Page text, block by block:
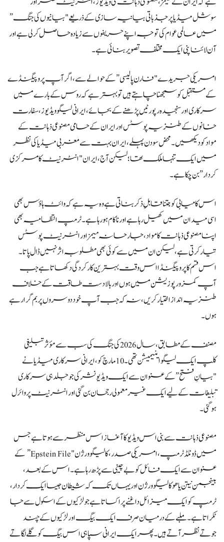
سوشل میڈیا پر جذباتی بیانیہ سازی کے ذریعے "بیانیوں کی جنگ”
میں عالمی عوام کی توجہ اپنے حریفوں سے زیادہ حاصل کر لی ہے اور
آن لائناپنی ایک مختلف تصویر بنائی ہے۔
امریکی جریدے "فارن پالیسی” کے حوالے سے، اگر آپ پروپیگنڈے
کے مستقبل کو سمجھنا چاہتے ہیں تو بہتر ہے کہ روس کے بارے میں
سرکاری اور سنجیدہ رپورٹیں پڑھنے کے بجائے، ایرانی لیگو ویڈیوز، سفارت
خانوں کے طنزیہ پوسٹس اور ایران کے حامی مصنوعی ذہانت کے
مواد کو دیکھیں۔ محض سو دن پہلے، ایران بہت سے مغربی میڈیا کی نظر
میں ایک تنہا ملک تھا؛ لیکن آج، ایران "انٹرنیٹ کا مرکزی
کردار” بن چکا ہے۔
اس کامیابی کو جتنا قابلِ ذکر بناتی ہے وہ یہ ہے کہ وائٹ ہاؤس بھی
اسی میدان میں کھیل رہا ہے اور ناکام ہو رہا ہے۔ ٹرمپ انتظامیہ بھی
اپنا مصنوعی ذہانت کا مواد، جارحانہ میمز اور انٹرنیٹ پوسٹس
تیار کرتی ہے، لیکن ان میں سے کوئی بھی مطلوبہ اثر نہیں ڈال پاتا۔
اس قسم کا پروپیگنڈا اس وقت بہترین کارکردگی دکھاتا ہے جب
آپ کمزور پوزیشن میں ہوں اور بالادست طاقت کے خلاف
طنزیہ انداز اختیار کریں، نہ کہ جب آپ خود دوسروں پر بم گرا رہے
ہوں۔
مصنف کے مطابق، سال 2026 کی جنگ کی سب سے مؤثر تبلیغی
کلپ ایک لیگو اینیمیشن تھی۔ 10 مارچ کو، ایرانی سرکاری میڈیا نے
"بیانِ فتح” کے عنوان سے ایک ویڈیو نشر کی جو جلد ہی سرکاری
تبلیغات کے لیے ایک غیر معمولی رجحان بن گئی اور انٹرنیٹ پر وائرل
ہو گئی۔
مصنوعی ذہانت سے بنی اس ویڈیو کا آغاز اس منظر سے ہوتا ہے جس
میں ڈونلڈ ٹرمپ، امریکی صدر، کا لیگو ورژن "Epstein File” کے
عنوان سے ایک فائل کو بے چینی سے پڑھ رہا ہے۔ اس کے بعد،
بینجمن نیتن یاھو کا لیگو ورژن اور یہاں تک کہ شیطان جیسا ایک کردار،
ٹرمپ کو ایک میزائل داغنے پر اکساتا ہے جو لڑکیوں کے اسکول سے جا
ٹکراتا ہے۔ ملبے کے درمیان صرف ایک بیگ اور لڑکیوں کے چند
جوتے نظر آتے ہیں۔ پھر ایک ایرانی سپاہی اس بیگ کو گلے لگاتے